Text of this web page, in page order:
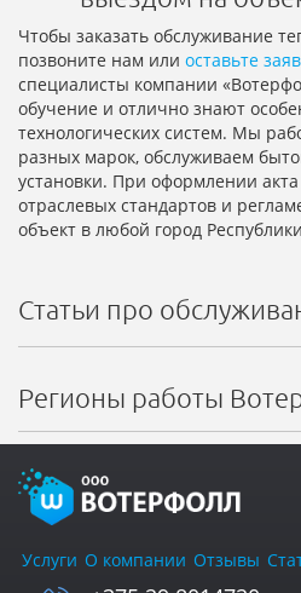
Чтобы заказать обслуживание
позвоните нам или оставьте
специалисты компании
обучение и отлично знают
технологических систем. Мы
разных марок, обслуживаем
установки. При оформлении
отраслевых стандартов и
объект в любой город
Статьи про
Регионы работы
Услуги О компании Отзывы